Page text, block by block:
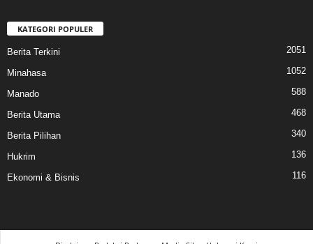
KATEGORI POPULER
Berita Terkini 2051
Minahasa 1052
Manado 588
Berita Utama 468
Berita Pilihan 340
Hukrim 136
Ekonomi & Bisnis 116